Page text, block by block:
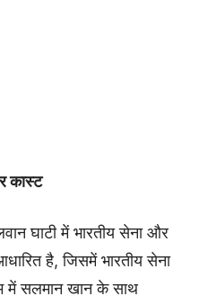
कास्ट
घाटी में भारतीय सेना और
है, जिसमें भारतीय सेना
में सलमान खान के साथ